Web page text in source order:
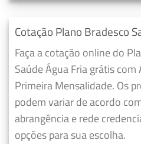
Cotação Plano Bradesco
Faça a cotação online do
Saúde Água Fria grátis
Primeira Mensalidade. Os
podem variar de acordo
abrangência e rede
opções para sua escolha.